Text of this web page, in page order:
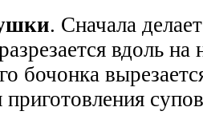
. Сначала
вдоль на
бочонка